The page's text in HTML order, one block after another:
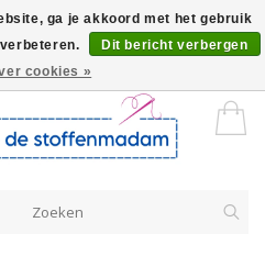
worden verkocht per 10 cm.
ga je akkoord met het gebruik
Dit bericht verbergen
cookies »